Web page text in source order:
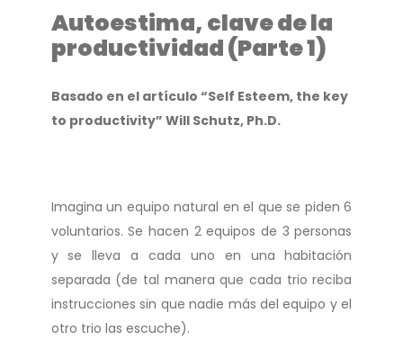
Autoestima, clave de la
productividad (Parte 1)
Basado en el artículo “Self Esteem, the key
to productivity” Will Schutz, Ph.D.
Imagina un equipo natural en el que se piden 6
voluntarios. Se hacen 2 equipos de 3 personas
y se lleva a cada uno en una habitación
separada (de tal manera que cada trio reciba
instrucciones sin que nadie más del equipo y el
otro trio las escuche).